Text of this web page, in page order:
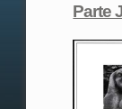
Parte